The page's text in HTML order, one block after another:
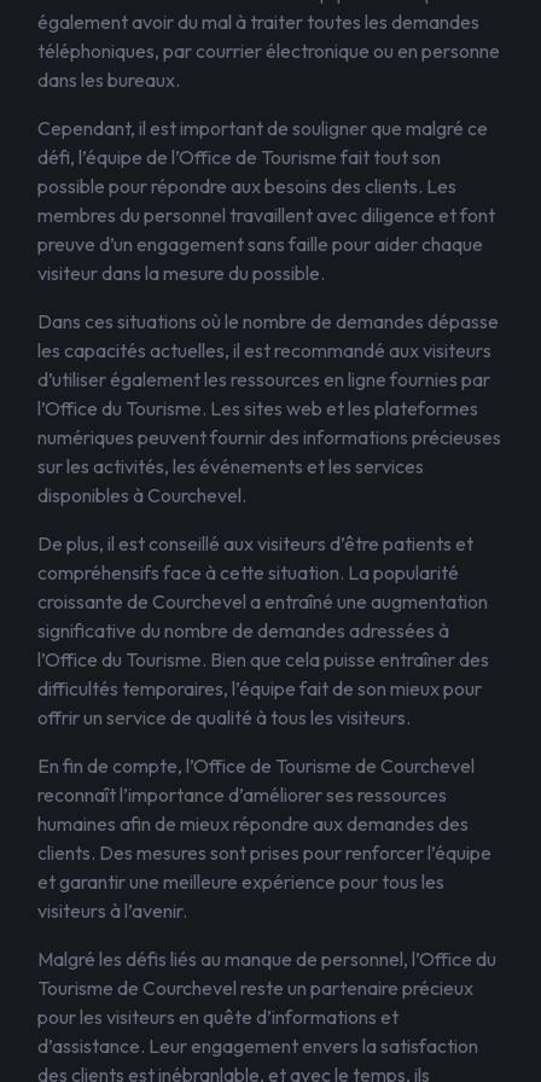
également avoir du mal à traiter toutes les demandes
téléphoniques, par courrier électronique ou en personne
dans les bureaux.
Cependant, il est important de souligner que malgré ce
défi, l’équipe de l’Office de Tourisme fait tout son
possible pour répondre aux besoins des clients. Les
membres du personnel travaillent avec diligence et font
preuve d’un engagement sans faille pour aider chaque
visiteur dans la mesure du possible.
Dans ces situations où le nombre de demandes dépasse
les capacités actuelles, il est recommandé aux visiteurs
d’utiliser également les ressources en ligne fournies par
l’Office du Tourisme. Les sites web et les plateformes
numériques peuvent fournir des informations précieuses
sur les activités, les événements et les services
disponibles à Courchevel.
De plus, il est conseillé aux visiteurs d’être patients et
compréhensifs face à cette situation. La popularité
croissante de Courchevel a entraîné une augmentation
significative du nombre de demandes adressées à
l’Office du Tourisme. Bien que cela puisse entraîner des
difficultés temporaires, l’équipe fait de son mieux pour
offrir un service de qualité à tous les visiteurs.
En fin de compte, l’Office de Tourisme de Courchevel
reconnaît l’importance d’améliorer ses ressources
humaines afin de mieux répondre aux demandes des
clients. Des mesures sont prises pour renforcer l’équipe
et garantir une meilleure expérience pour tous les
visiteurs à l’avenir.
Malgré les défis liés au manque de personnel, l’Office du
Tourisme de Courchevel reste un partenaire précieux
pour les visiteurs en quête d’informations et
d’assistance. Leur engagement envers la satisfaction
des clients est inébranlable, et avec le temps, ils